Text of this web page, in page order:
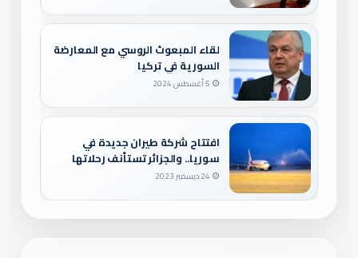
لقاء المبعوث الروسي مع المعارضة
السورية في تركيا
5 أغسطس 2024
افتتاح شركة طيران جديدة في
سوريا.. والجزائر تستأنف رحلاتها
24 ديسمبر 2023